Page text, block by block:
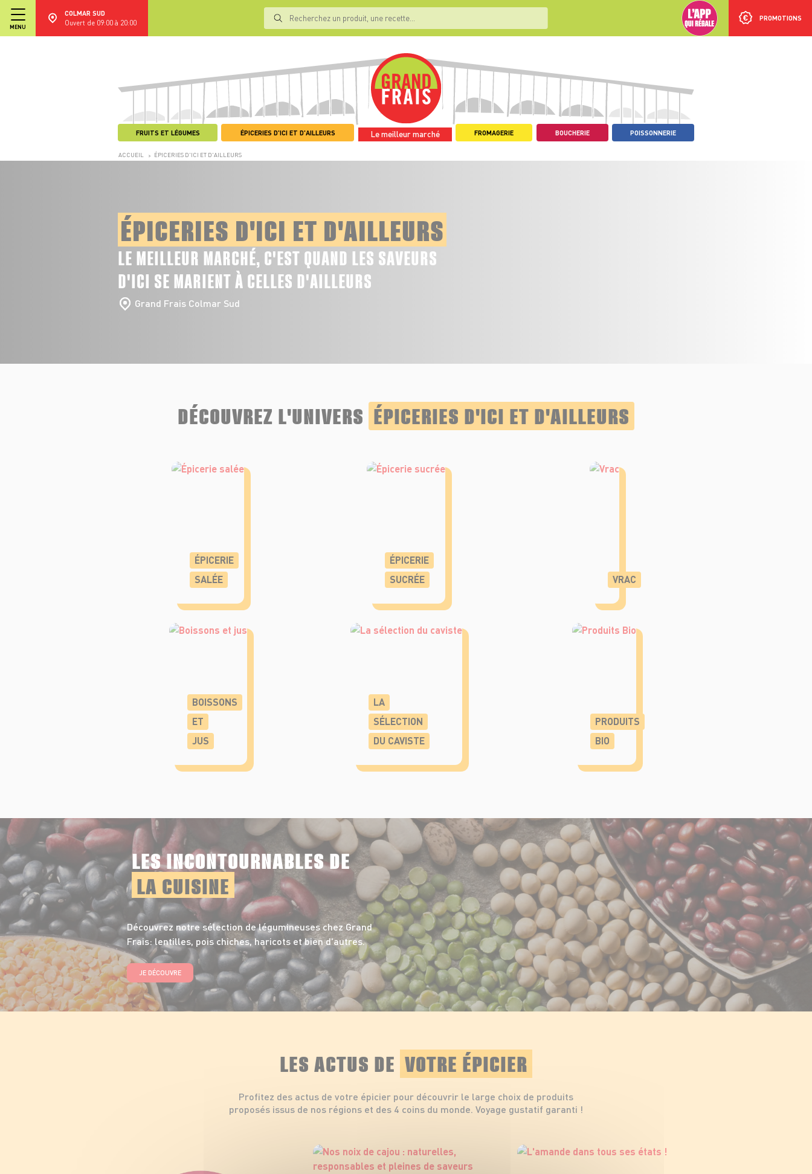
MENU
COLMAR SUD
Ouvert de 09:00 à 20:00
PROMOTIONS
FRUITS ET LÉGUMES ÉPICERIES D'ICI ET D'AILLEURS Le meilleur marché FROMAGERIE BOUCHERIE POISSONNERIE
ACCUEIL > ÉPICERIES D'ICI ET D'AILLEURS
ÉPICERIES D'ICI ET D'AILLEURS
LE MEILLEUR MARCHÉ, C'EST QUAND LES SAVEURS
D'ICI SE MARIENT À CELLES D'AILLEURS
Grand Frais Colmar Sud
DÉCOUVREZ L'UNIVERS ÉPICERIES D'ICI ET D'AILLEURS
ÉPICERIE
SALÉE
ÉPICERIE
SUCRÉE
VRAC
BOISSONS
ET
JUS
LA
SÉLECTION
DU CAVISTE
PRODUITS
BIO
LES INCONTOURNABLES DE
LA CUISINE
Découvrez notre sélection de légumineuses chez Grand
Frais: lentilles, pois chiches, haricots et bien d'autres.
JE DÉCOUVRE
LES ACTUS DE VOTRE ÉPICIER
Profitez des actus de votre épicier pour découvrir le large choix de produits
proposés issus de nos régions et des 4 coins du monde. Voyage gustatif garanti !